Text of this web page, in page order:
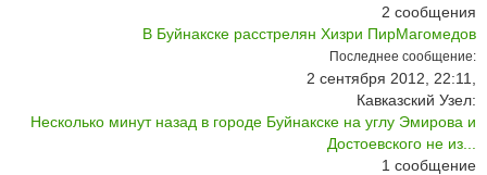
2 сообщения
В Буйнакске расстрелян Хизри ПирМагомедов
Последнее сообщение:
2 сентября 2012, 22:11,
Кавказский Узел:
Несколько минут назад в городе Буйнакске на углу Эмирова и
Достоевского не из...
1 сообщение